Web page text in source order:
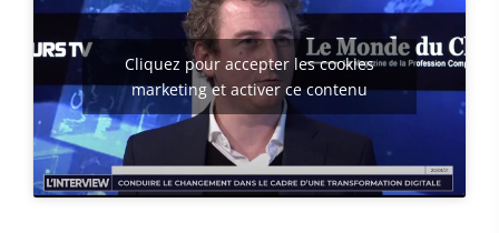
Cliquez pour accepter les cookies
marketing et activer ce contenu